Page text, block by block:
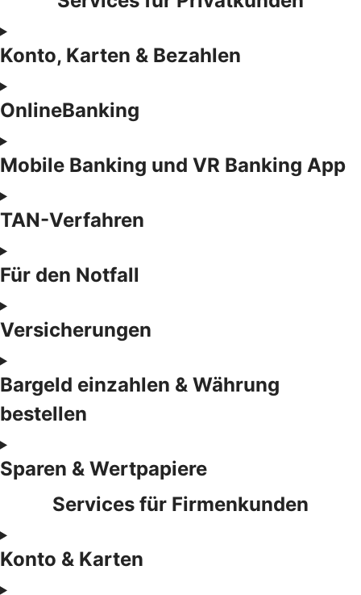
Konto, Karten & Bezahlen
OnlineBanking
Mobile Banking und VR Banking App
TAN-Verfahren
Für den Notfall
Versicherungen
Bargeld einzahlen & Währung
bestellen
Sparen & Wertpapiere
Services für Firmenkunden
Konto & Karten